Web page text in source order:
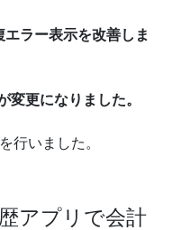
ラー表示を改善しま
変更になりました。
行いました。
アプリで会計